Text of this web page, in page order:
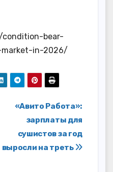
bear-
in-2026/
«Авито Работа»:
зарплаты для
сушистов за год
выросли на треть